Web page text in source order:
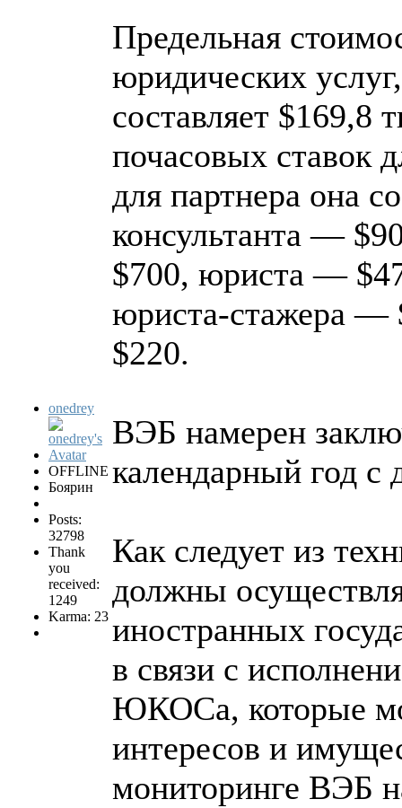
onedrey
OFFLINE
Боярин
Posts:
32798
Thank
you
received:
1249
Karma: 23
Предельная
юридических
составляет $169,8
почасовых ставок
для партнера она
консультанта —
$700, юриста —
юриста-стажера
$220.
ВЭБ намерен
календарный год с
Как следует из
должны
иностранных
в связи с
ЮКОСа, которые
интересов и
мониторинге ВЭБ